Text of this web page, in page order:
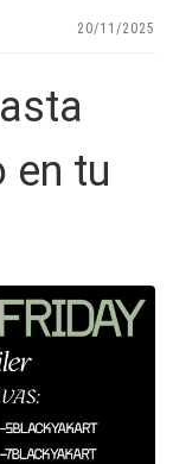
20/11/2025
en tu